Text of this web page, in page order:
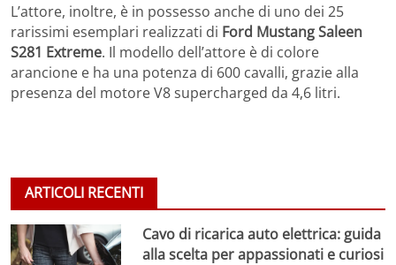
L’attore, inoltre, è in possesso anche di uno dei 25
rarissimi esemplari realizzati di Ford Mustang Saleen
S281 Extreme. Il modello dell’attore è di colore
arancione e ha una potenza di 600 cavalli, grazie alla
presenza del motore V8 supercharged da 4,6 litri.
ARTICOLI RECENTI
Cavo di ricarica auto elettrica: guida
alla scelta per appassionati e curiosi